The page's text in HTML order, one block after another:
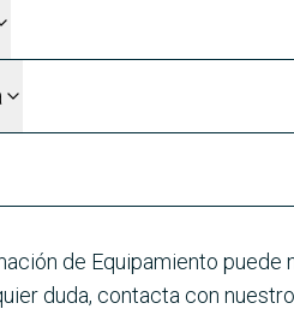
de Equipamiento
duda, contacta con